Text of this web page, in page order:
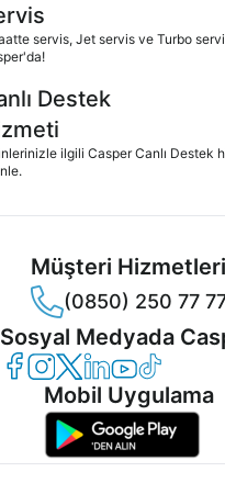
servis, Jet servis ve Turbo
Destek
ilgili Casper Canlı Destek
Müşteri Hizmetleri
(0850) 250 77
Sosyal Medyada
Casper Facebook
Casper Instagram
Casper Twitter
Casper LinkedIn
CasperCasper
Mobil Uygulama